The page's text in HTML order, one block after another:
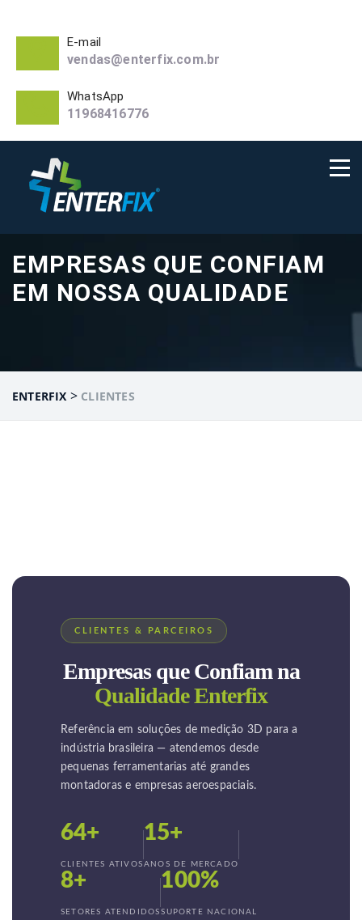
E-mail
vendas@enterfix.com.br
WhatsApp
11968416776
EMPRESAS QUE CONFIAM
EM NOSSA QUALIDADE
ENTERFIX > CLIENTES
CLIENTES & PARCEIROS
Empresas que Confiam na
Qualidade Enterfix
Referência em soluções de medição 3D para a
indústria brasileira — atendemos desde
pequenas ferramentarias até grandes
montadoras e empresas aeroespaciais.
64+
CLIENTES ATIVOS
15+
ANOS DE MERCADO
8+
SETORES ATENDIDOS
100%
SUPORTE NACIONAL